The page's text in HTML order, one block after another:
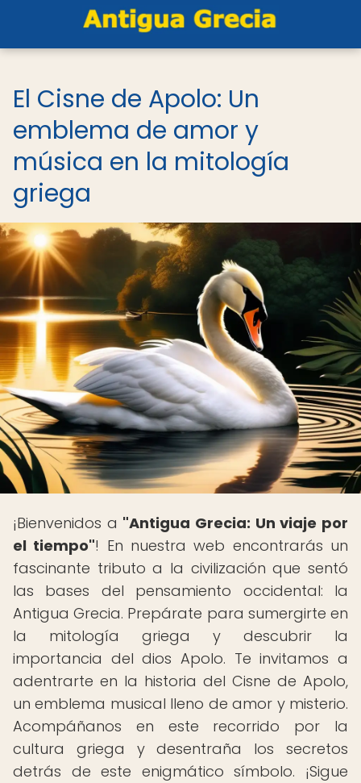
El Cisne de Apolo: Un
emblema de amor y
música en la mitología
griega
¡Bienvenidos a "Antigua Grecia: Un viaje por
el tiempo"! En nuestra web encontrarás un
fascinante tributo a la civilización que sentó
las bases del pensamiento occidental: la
Antigua Grecia. Prepárate para sumergirte en
la mitología griega y descubrir la
importancia del dios Apolo. Te invitamos a
adentrarte en la historia del Cisne de Apolo,
un emblema musical lleno de amor y misterio.
Acompáñanos en este recorrido por la
cultura griega y desentraña los secretos
detrás de este enigmático símbolo. ¡Sigue